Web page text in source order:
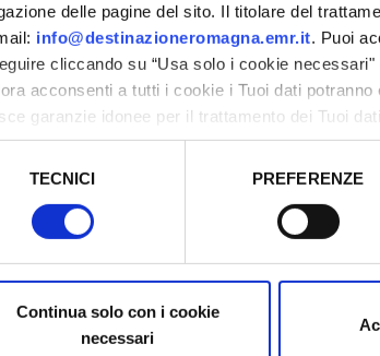
delle pagine del sito. Il titolare del
info@destinazioneromagna.emr.it. Puoi
cliccando su “Usa solo i cookie
acconsenti a tutti i cookie i Tuoi dati
garanzie idonee per il trattamento dei Tuoi
a Tutela dei navigatori, che abbiamo
TECNICI PREFERENZE
Continua solo con i cookie
necessari
variazioni, contattare sempre gli